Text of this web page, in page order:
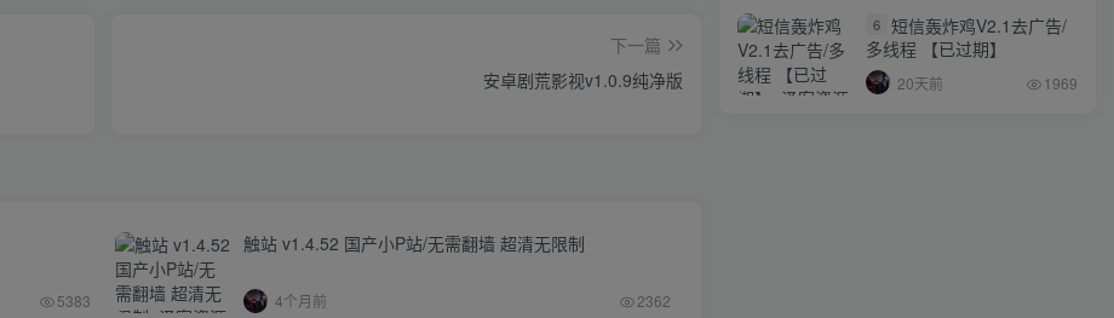
下一篇
安卓剧荒影视v1.0.9纯净版
5383
触站 v1.4.52 国产小P站/无需翻墙 超清无限制
4个月前 2362
6 短信轰炸鸡V2.1去广告/
多线程 【已过期】
20天前 1969